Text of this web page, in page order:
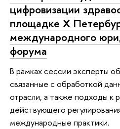
цифровизации
площадке X
международного
форума
В рамках сессии эксперты
связанные с обработкой
отрасли, а также подходы к
действующего
международные практики.